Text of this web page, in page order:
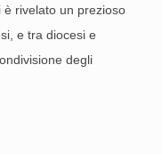
è rivelato un prezioso
e tra diocesi e
degli